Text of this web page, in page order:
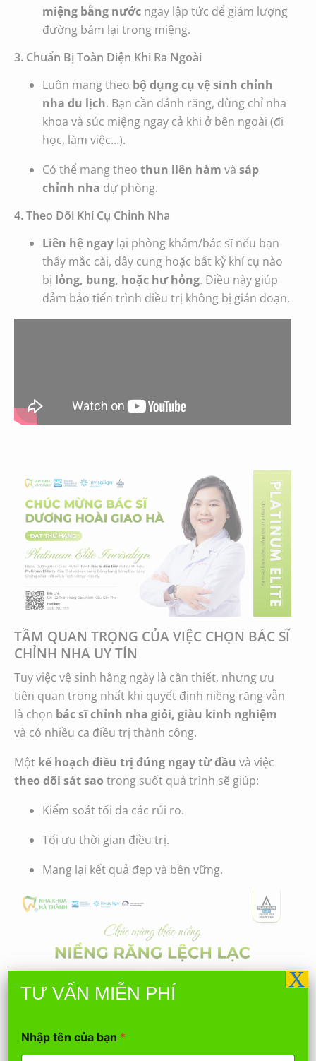
miệng bằng nước ngay lập tức để giảm lượng
đường bám lại trong miệng.
3. Chuẩn Bị Toàn Diện Khi Ra Ngoài
Luôn mang theo bộ dụng cụ vệ sinh chỉnh
nha du lịch. Bạn cần đánh răng, dùng chỉ nha
khoa và súc miệng ngay cả khi ở bên ngoài (đi
học, làm việc…).
Có thể mang theo thun liên hàm và sáp
chỉnh nha dự phòng.
4. Theo Dõi Khí Cụ Chỉnh Nha
Liên hệ ngay lại phòng khám/bác sĩ nếu bạn
thấy mắc cài, dây cung hoặc bất kỳ khí cụ nào
bị lỏng, bung, hoặc hư hỏng. Điều này giúp
đảm bảo tiến trình điều trị không bị gián đoạn.
TẦM QUAN TRỌNG CỦA VIỆC CHỌN BÁC SĨ
CHỈNH NHA UY TÍN
Tuy việc vệ sinh hằng ngày là cần thiết, nhưng ưu
tiên quan trọng nhất khi quyết định niềng răng vẫn
là chọn bác sĩ chỉnh nha giỏi, giàu kinh nghiệm
và có nhiều ca điều trị thành công.
Một kế hoạch điều trị đúng ngay từ đầu và việc
theo dõi sát sao trong suốt quá trình sẽ giúp:
Kiểm soát tối đa các rủi ro.
Tối ưu thời gian điều trị.
Mang lại kết quả đẹp và bền vững.
TƯ VẤN MIỄN PHÍ
ạ
n
Nhập tên của bạn *
X